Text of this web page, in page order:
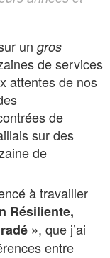
un gros
de services
attentes de nos
de
sur des
de
à travailler
Résiliente,
», que j’ai
entre